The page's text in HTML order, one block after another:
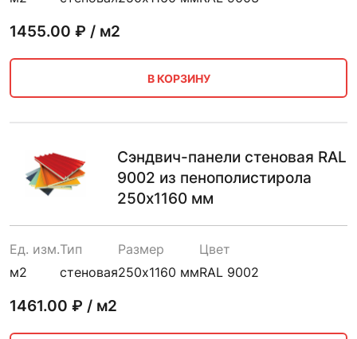
1455.00 ₽ / м2
В КОРЗИНУ
Сэндвич-панели стеновая RAL
9002 из пенополистирола
250х1160 мм
Ед. изм.
м2
Тип
стеновая
Размер
250х1160 мм
Цвет
RAL 9002
1461.00 ₽ / м2